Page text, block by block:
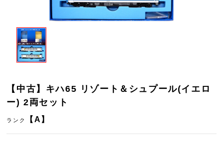
【中古】キハ65 リゾート＆シュプール(イエロ
ー) 2両セット
ランク 【A】